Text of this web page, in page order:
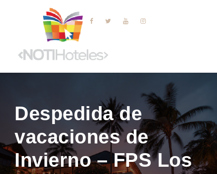
Despedida de
vacaciones de
Invierno – FPS Los